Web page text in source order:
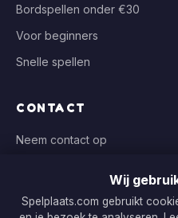
Bordspellen onder €30
Voor beginners
Snelle spellen
CONTACT
Neem contact op
WIJ VERGELIJKEN BIJ
Wij
Spelplaats.com gebruikt